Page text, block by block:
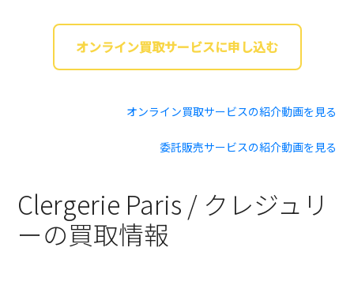
オンライン買取サービスに申し込む
オンライン買取サービスの紹介動画を見る
委託販売サービスの紹介動画を見る
Clergerie Paris / クレジュリ
ーの買取情報